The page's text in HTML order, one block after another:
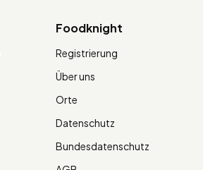
Foodknight
Registrierung
Über uns
Orte
Datenschutz
Bundesdatenschutz